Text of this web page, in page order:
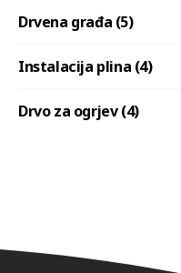
Drvena građa (5)
Instalacija plina (4)
Drvo za ogrjev (4)